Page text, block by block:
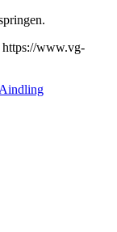
https://www.vg-